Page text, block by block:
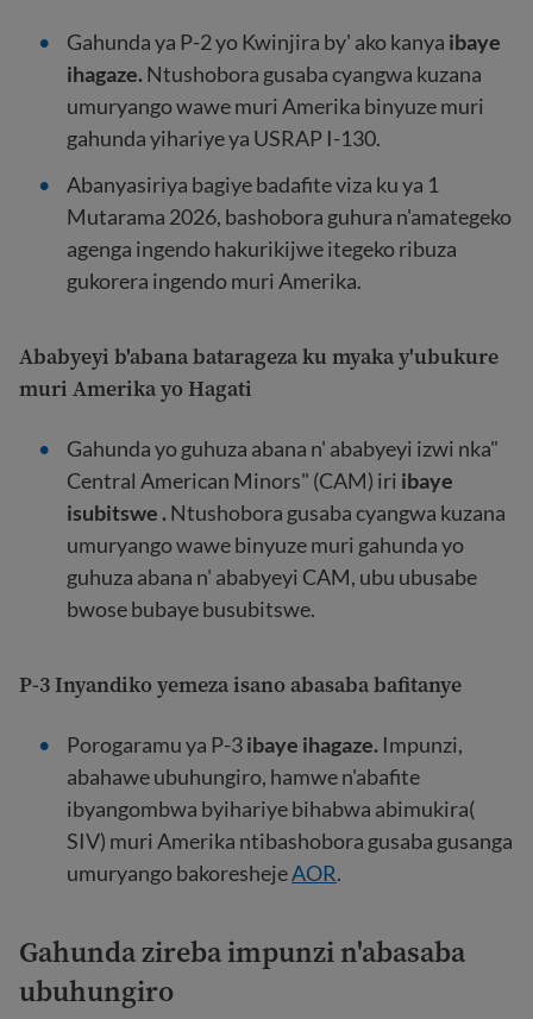
Gahunda ya P-2 yo Kwinjira by' ako kanya ibaye
ihagaze.Ntushobora gusaba cyangwa kuzana
umuryango wawe muri Amerika binyuze muri
gahunda yihariye ya USRAP I-130.
Abanyasiriya bagiye badafite viza ku ya 1
Mutarama 2026, bashobora guhura n'amategeko
agenga ingendo hakurikijwe itegeko ribuza
gukorera ingendo muri Amerika.
Ababyeyi b'abana batarageza ku myaka y'ubukure
muri Amerika yo Hagati
Gahunda yo guhuza abana n' ababyeyi izwi nka"
Central American Minors" (CAM) iri ibaye
isubitswe .Ntushobora gusaba cyangwa kuzana
umuryango wawe binyuze muri gahunda yo
guhuza abana n' ababyeyi CAM, ubu ubusabe
bwose bubaye busubitswe.
P-3 Inyandiko yemeza isano abasaba bafitanye
Porogaramu ya P-3ibaye ihagaze. Impunzi,
abahawe ubuhungiro, hamwe n'abafite
ibyangombwa byihariye bihabwa abimukira(
SIV) muri Amerika ntibashobora gusaba gusanga
umuryango bakoreshejeAOR.
Gahunda zireba impunzi n'abasaba
ubuhungiro